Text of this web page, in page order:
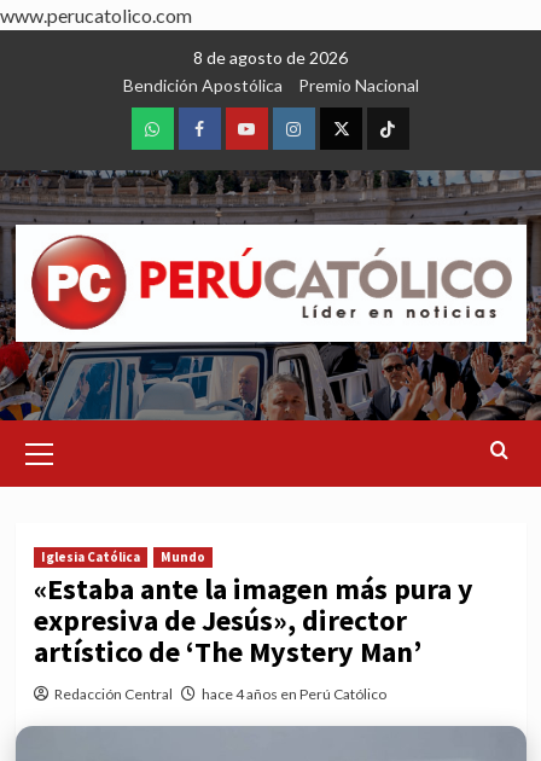
www.perucatolico.com
8 de agosto de 2026
Bendición Apostólica
Premio Nacional
WhatsAppFacebookYoutubeInstagram
X TikTok
Menu
Iglesia Católica Mundo
«Estaba ante la imagen más pura y
expresiva de Jesús», director
artístico de ‘The Mystery Man’
Redacción Central hace 4 años en Perú Católico